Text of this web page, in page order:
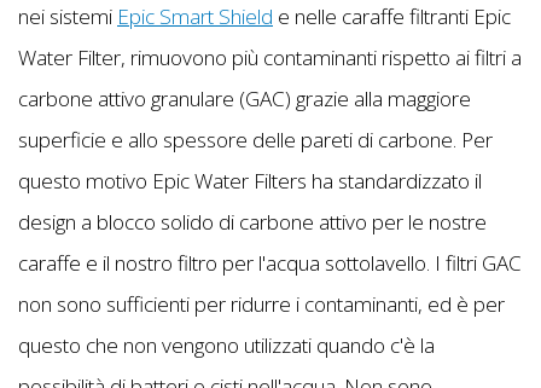
nei sistemi Epic Smart Shield e nelle caraffe filtranti Epic
Water Filter, rimuovono più contaminanti rispetto ai filtri a
carbone attivo granulare (GAC) grazie alla maggiore
superficie e allo spessore delle pareti di carbone. Per
questo motivo Epic Water Filters ha standardizzato il
design a blocco solido di carbone attivo per le nostre
caraffe e il nostro filtro per l'acqua sottolavello. I filtri GAC
non sono sufficienti per ridurre i contaminanti, ed è per
questo che non vengono utilizzati quando c'è la